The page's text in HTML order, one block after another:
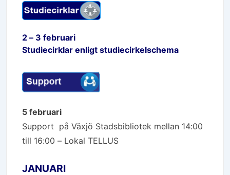
2 – 3 februari
Studiecirklar enligt studiecirkelschema
5 februari
Support på Växjö Stadsbibliotek mellan 14:00
till 16:00 – Lokal TELLUS
JANUARI